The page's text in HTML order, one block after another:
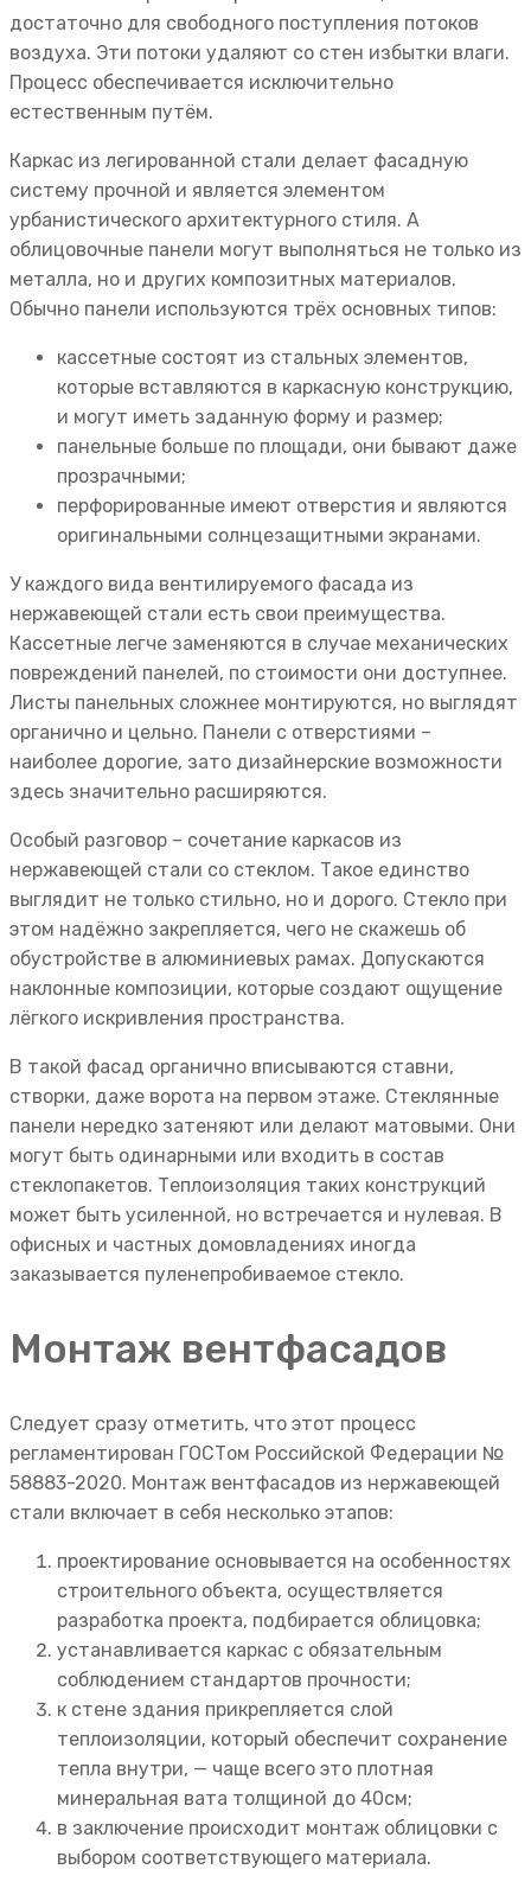
достаточно для свободного поступления потоков
воздуха. Эти потоки удаляют со стен избытки влаги.
Процесс обеспечивается исключительно
естественным путём.
Каркас из легированной стали делает фасадную
систему прочной и является элементом
урбанистического архитектурного стиля. А
облицовочные панели могут выполняться не только из
металла, но и других композитных материалов.
Обычно панели используются трёх основных типов:
кассетные состоят из стальных элементов,
которые вставляются в каркасную конструкцию,
и могут иметь заданную форму и размер;
панельные больше по площади, они бывают даже
прозрачными;
перфорированные имеют отверстия и являются
оригинальными солнцезащитными экранами.
У каждого вида вентилируемого фасада из
нержавеющей стали есть свои преимущества.
Кассетные легче заменяются в случае механических
повреждений панелей, по стоимости они доступнее.
Листы панельных сложнее монтируются, но выглядят
органично и цельно. Панели с отверстиями –
наиболее дорогие, зато дизайнерские возможности
здесь значительно расширяются.
Особый разговор – сочетание каркасов из
нержавеющей стали со стеклом. Такое единство
выглядит не только стильно, но и дорого. Стекло при
этом надёжно закрепляется, чего не скажешь об
обустройстве в алюминиевых рамах. Допускаются
наклонные композиции, которые создают ощущение
лёгкого искривления пространства.
В такой фасад органично вписываются ставни,
створки, даже ворота на первом этаже. Стеклянные
панели нередко затеняют или делают матовыми. Они
могут быть одинарными или входить в состав
стеклопакетов. Теплоизоляция таких конструкций
может быть усиленной, но встречается и нулевая. В
офисных и частных домовладениях иногда
заказывается пуленепробиваемое стекло.
Монтаж вентфасадов
Следует сразу отметить, что этот процесс
регламентирован ГОСТом Российской Федерации №
58883-2020. Монтаж вентфасадов из нержавеющей
стали включает в себя несколько этапов:
проектирование основывается на особенностях
строительного объекта, осуществляется
разработка проекта, подбирается облицовка;
устанавливается каркас с обязательным
соблюдением стандартов прочности;
к стене здания прикрепляется слой
теплоизоляции, который обеспечит сохранение
тепла внутри, — чаще всего это плотная
минеральная вата толщиной до 40см;
в заключение происходит монтаж облицовки с
выбором соответствующего материала.